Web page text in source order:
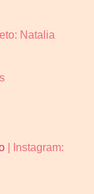
Natalia
| Instagram: